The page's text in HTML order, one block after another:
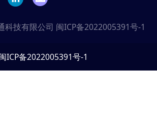
科技有限公司 闽ICP备2022005391号-1
ICP备2022005391号-1